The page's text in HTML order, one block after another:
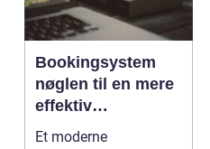
Bookingsystem
nøglen til en mere
effektiv
klinikhverdag
Et moderne